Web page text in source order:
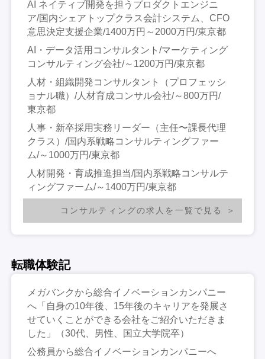
AI ネイティブ開発を担うプロダクトエンジニ
ア/国内シェアトップクラス会計システム、CFO
意思決定支援企業/1400万円～2000万円/東京都
AI・データ活用コンサルタント/マーケティング
コンサルティング会社/～1200万円/東京都
人材・組織開発コンサルタント（プロフェッシ
ョナル職）/人材育成コンサル会社/～800万円/
東京都
人事・新卒採用実務リーダー（主任〜課長代理
クラス）/国内系戦略コンサルティングファー
ム/～1000万円/東京都
人材開発・育成推進担当/国内系戦略コンサルテ
ィングファーム/～1400万円/東京都
コンサルティングの求人を一覧で見る
転職体験記
メガバンクから総合イノベーションカンパニー
へ「自身の10年後、15年後のキャリアを発展さ
せていくことができる会社をご紹介いただきま
した」（30代、男性、国立大学院卒）
公務員から総合イノベーションカンパニーへ